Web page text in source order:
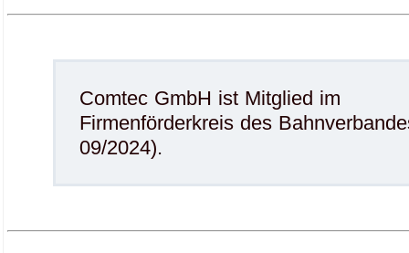
Comtec GmbH ist Mitglied im
Firmenförderkreis des
09/2024).